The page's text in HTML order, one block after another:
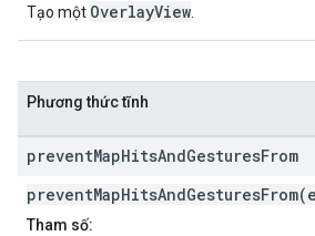
Tạo một OverlayView.
Phương thức tĩnh
preventMapHitsAndGesturesFrom
Tham số: